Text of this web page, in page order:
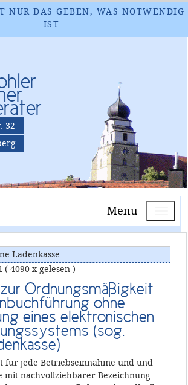
NUR DAS GEBEN, WAS NOTWENDIG
IST.
32
Menu
Ladenkasse
( 4090 x gelesen )
Ordnungsmäßigkeit
ohne
eines elektronischen
(sog.
für jede Betriebseinnahme und und
mit nachvollziehbarer Bezeichnung